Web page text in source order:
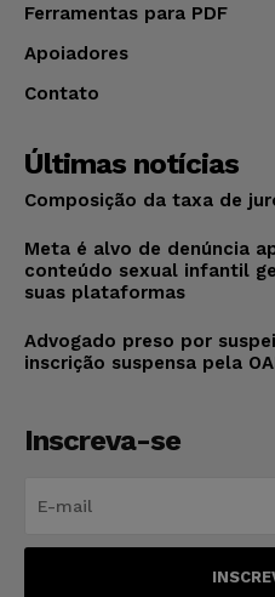
Ferramentas para PDF
Apoiadores
Contato
Últimas notícias
Composição da taxa de
Meta é alvo de denúncia
conteúdo sexual infantil
suas plataformas
Advogado preso por
inscrição suspensa pela
Inscreva-se